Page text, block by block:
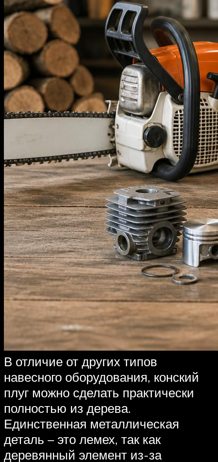
В отличие от других типов
навесного оборудования, конский
плуг можно сделать практически
полностью из дерева.
Единственная металлическая
деталь – это лемех, так как
деревянный элемент из-за